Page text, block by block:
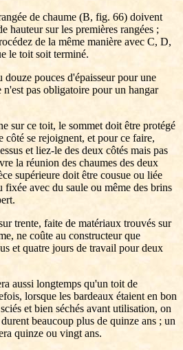
de chaume (B, fig. 66) doivent
hauteur sur les premières rangées ;
de la même manière avec C, D,
le toit soit terminé.
pouces d'épaisseur pour une
n'est pas obligatoire pour un hangar
sur ce toit, le sommet doit être protégé
côté se rejoignent, et pour ce faire,
et liez-le des deux côtés mais pas
la réunion des chaumes des deux
supérieure doit être cousue ou liée
avec du saule ou même des brins
trente, faite de matériaux trouvés sur
ne coûte au constructeur que
et quatre jours de travail pour deux
aussi longtemps qu'un toit de
lorsque les bardeaux étaient en bon
et bien séchés avant utilisation, on
beaucoup plus de quinze ans ; un
quinze ou vingt ans.